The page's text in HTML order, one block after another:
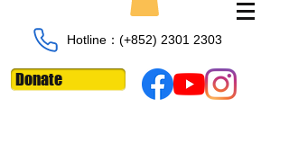
Hotline：​​(+852) 2301 2303
Donate